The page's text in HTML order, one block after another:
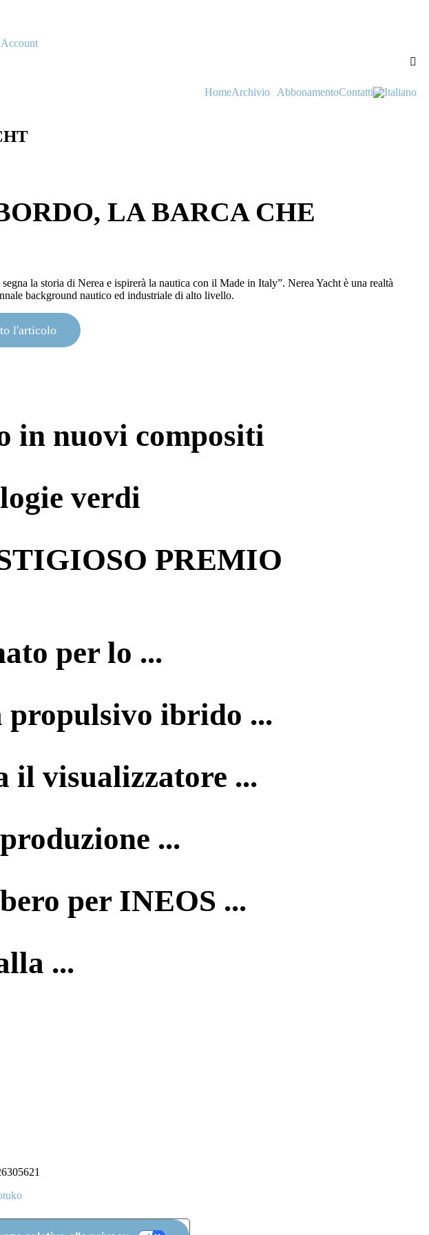
Account
HomeArchivio AbbonamentoContatti
LA BARCA CHE
la storia di Nerea e ispirerà la nautica con il Made in Italy”. Nerea Yacht è una realtà
background nautico ed industriale di alto livello.
l'articolo
in nuovi compositi
verdi
PREMIO
per lo ...
propulsivo ibrido ...
il visualizzatore ...
...
per INEOS ...
...